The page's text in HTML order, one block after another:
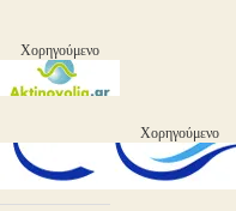
Χορηγούμενο
Χορηγούμενο